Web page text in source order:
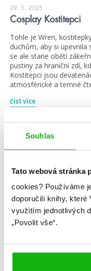
Souhlas
Tato webová stránka
cookies? Používáme
doporučili knihy,
využitím jednotlivých
„Povolit vše“.
29. 5. 2025
Cosplay Kostitepci
Tohle je Wren,
duchům, aby si
se ale stane obětí
pustiny za hraniční zdí,
Kostitepci jsou
atmosférické a temné
číst více